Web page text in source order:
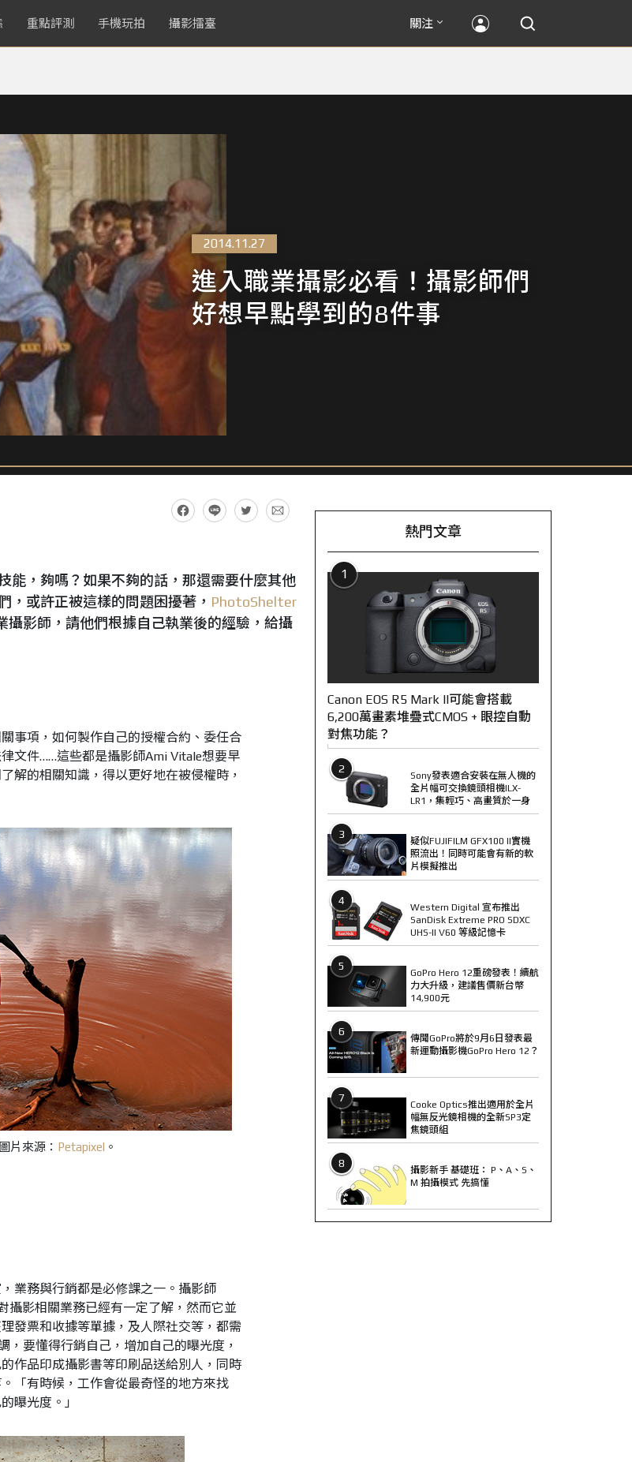
重點評測 手機玩拍 攝影擂臺 關注
2014.11.27
進入職業攝影必看！攝影師們
好想早點學到的8件事
能，夠嗎？如果不夠的話，那還需要什麼其他
，或許正被這樣的問題困擾著， PhotoShelter
攝影師，請他們根據自己執業後的經驗，給攝
事項，如何製作自己的授權合約、委任合
文件……這些都是攝影師Ami Vitale想要早
解的相關知識，得以更好地在被侵權時，
片來源： Petapixel 。
業務與行銷都是必修課之一。攝影師
攝影相關業務已經有一定了解，然而它並
發票和收據等單據，及人際社交等，都需
要懂得行銷自己，增加自己的曝光度，
作品印成攝影書等印刷品送給別人，同時
「有時候，工作會從最奇怪的地方來找
曝光度。」
熱門文章
1
Canon EOS R5 Mark II可能會搭載
6,200萬畫素堆疊式CMOS + 眼控自動
對焦功能？
2
Sony發表適合安裝在無人機的
全片幅可交換鏡頭相機ILX-
LR1，集輕巧、高畫質於一身
3
疑似FUJIFILM GFX100 II實機
照流出！同時可能會有新的軟
片模擬推出
4
Western Digital 宣布推出
SanDisk Extreme PRO SDXC
UHS-II V60 等級記憶卡
5
GoPro Hero 12重磅發表！續航
力大升級，建議售價新台幣
14,900元
6
傳聞GoPro將於9月6日發表最
新運動攝影機GoPro Hero 12？
7
Cooke Optics推出適用於全片
幅無反光鏡相機的全新SP3定
焦鏡頭組
8
攝影新手 基礎班： P、A、S、
M 拍攝模式 先搞懂